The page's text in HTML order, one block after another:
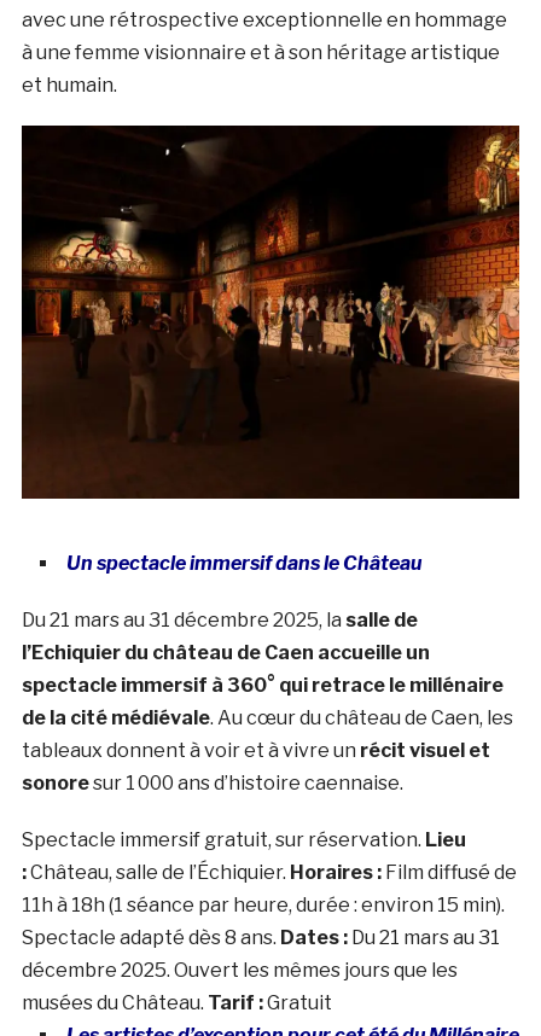
avec une rétrospective exceptionnelle en hommage
à une femme visionnaire et à son héritage artistique
et humain.
Un spectacle immersif dans le Château
Du 21 mars au 31 décembre 2025, la salle de
l’Echiquier du château de Caen accueille un
spectacle immersif à 360° qui retrace le millénaire
de la cité médiévale. Au cœur du château de Caen, les
tableaux donnent à voir et à vivre un récit visuel et
sonoresur 1 000 ans d’histoire caennaise.
Spectacle immersif gratuit, sur réservation. Lieu
:Château, salle de l’Échiquier. Horaires : Film diffusé de
11h à 18h (1 séance par heure, durée : environ 15 min).
Spectacle adapté dès 8 ans. Dates : Du 21 mars au 31
décembre 2025. Ouvert les mêmes jours que les
musées du Château. Tarif :Gratuit